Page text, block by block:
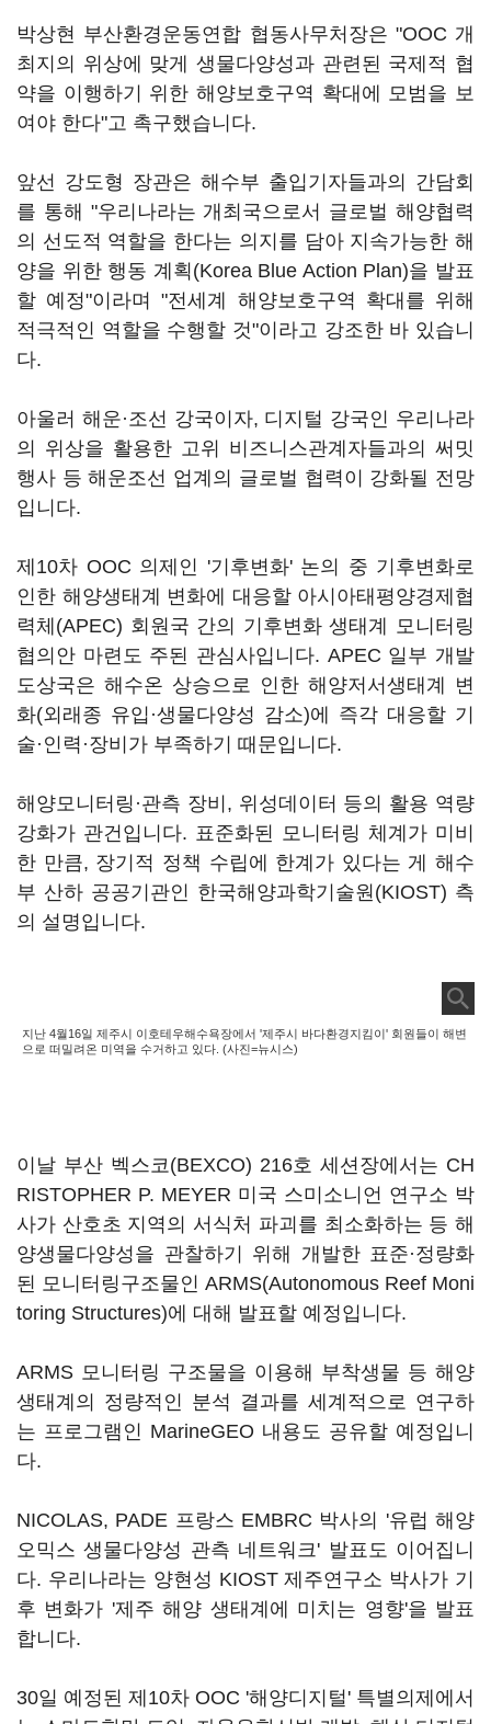
박상현 부산환경운동연합 협동사무처장은 "OOC 개
최지의 위상에 맞게 생물다양성과 관련된 국제적 협
약을 이행하기 위한 해양보호구역 확대에 모범을 보
여야 한다"고 촉구했습니다.
앞선 강도형 장관은 해수부 출입기자들과의 간담회
를 통해 "우리나라는 개최국으로서 글로벌 해양협력
의 선도적 역할을 한다는 의지를 담아 지속가능한 해
양을 위한 행동 계획(Korea Blue Action Plan)을 발표
할 예정"이라며 "전세계 해양보호구역 확대를 위해
적극적인 역할을 수행할 것"이라고 강조한 바 있습니
다.
아울러 해운·조선 강국이자, 디지털 강국인 우리나라
의 위상을 활용한 고위 비즈니스관계자들과의 써밋
행사 등 해운조선 업계의 글로벌 협력이 강화될 전망
입니다.
제10차 OOC 의제인 '기후변화' 논의 중 기후변화로
인한 해양생태계 변화에 대응할 아시아태평양경제협
력체(APEC) 회원국 간의 기후변화 생태계 모니터링
협의안 마련도 주된 관심사입니다. APEC 일부 개발
도상국은 해수온 상승으로 인한 해양저서생태계 변
화(외래종 유입·생물다양성 감소)에 즉각 대응할 기
술·인력·장비가 부족하기 때문입니다.
해양모니터링·관측 장비, 위성데이터 등의 활용 역량
강화가 관건입니다. 표준화된 모니터링 체계가 미비
한 만큼, 장기적 정책 수립에 한계가 있다는 게 해수
부 산하 공공기관인 한국해양과학기술원(KIOST) 측
의 설명입니다.
지난 4월16일 제주시 이호테우해수욕장에서 '제주시 바다환경지킴이' 회원들이 해변
으로 떠밀려온 미역을 수거하고 있다. (사진=뉴시스)
이날 부산 벡스코(BEXCO) 216호 세션장에서는 CH
RISTOPHER P. MEYER 미국 스미소니언 연구소 박
사가 산호초 지역의 서식처 파괴를 최소화하는 등 해
양생물다양성을 관찰하기 위해 개발한 표준·정량화
된 모니터링구조물인 ARMS(Autonomous Reef Moni
toring Structures)에 대해 발표할 예정입니다.
ARMS 모니터링 구조물을 이용해 부착생물 등 해양
생태계의 정량적인 분석 결과를 세계적으로 연구하
는 프로그램인 MarineGEO 내용도 공유할 예정입니
다.
NICOLAS, PADE 프랑스 EMBRC 박사의 '유럽 해양
오믹스 생물다양성 관측 네트워크' 발표도 이어집니
다. 우리나라는 양현성 KIOST 제주연구소 박사가 기
후 변화가 '제주 해양 생태계에 미치는 영향'을 발표
합니다.
30일 예정된 제10차 OOC '해양디지털' 특별의제에서